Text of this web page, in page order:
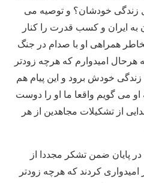
زندگی خودشان؟ و توصیه می
ایران و کسب قدرت را کنار
همراهی او با صدام در جنگ
هرحال امیدوارم که هرچه زودتر
زندگی خودش برود و این پیام هم
او می گویم واقعا ما او را دوست
از تشکیلات مجاهدین از هر
پایان ضمن تشکر مجددا از
امیدواری کردند که هرچه زودتر